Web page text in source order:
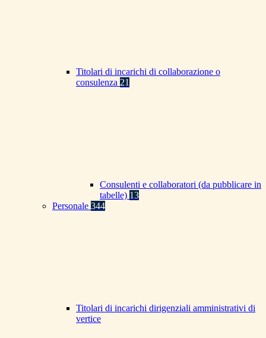
Titolari di incarichi di collaborazione o
consulenza 21
Consulenti e collaboratori (da pubblicare in
tabelle) 13
Personale 344
Titolari di incarichi dirigenziali amministrativi di
vertice